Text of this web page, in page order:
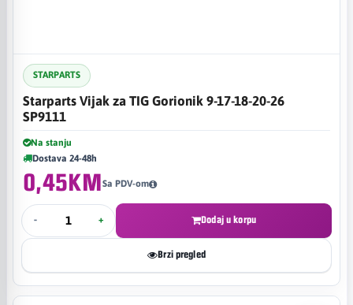
STARPARTS
Starparts Vijak za TIG Gorionik 9-17-18-20-26
SP9111
Na stanju
Dostava 24-48h
0,45KMSa PDV-om
- + Dodaj u korpu
Brzi pregled